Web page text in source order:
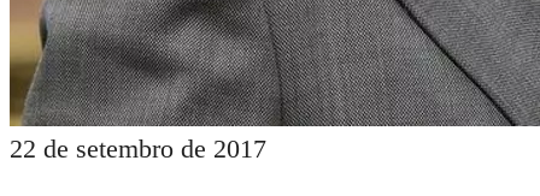
22 de setembro de 2017